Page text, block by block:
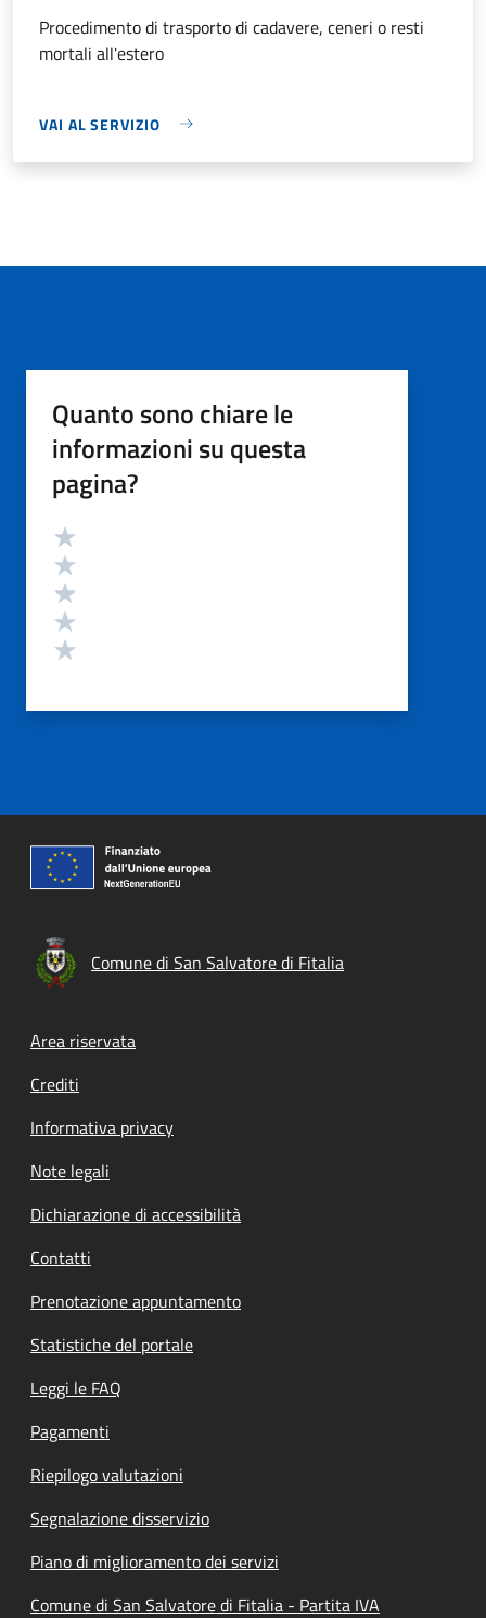
Procedimento di trasporto di cadavere, ceneri o resti
mortali all'estero
VAI AL SERVIZIO
Quanto sono chiare le
informazioni su questa
pagina?
Valutazione
Comune di San Salvatore di Fitalia
Footer menu
Area riservata
Crediti
Informativa privacy
Note legali
Dichiarazione di accessibilità
Contatti
Prenotazione appuntamento
Statistiche del portale
Leggi le FAQ
Pagamenti
Riepilogo valutazioni
Segnalazione disservizio
Piano di miglioramento dei servizi
Comune di San Salvatore di Fitalia - Partita IVA